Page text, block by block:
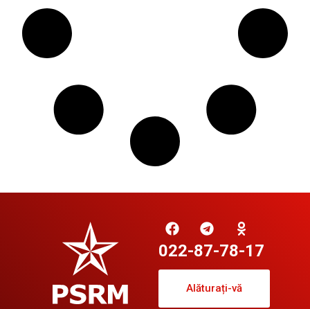
022-87-78-17
Alăturați-vă